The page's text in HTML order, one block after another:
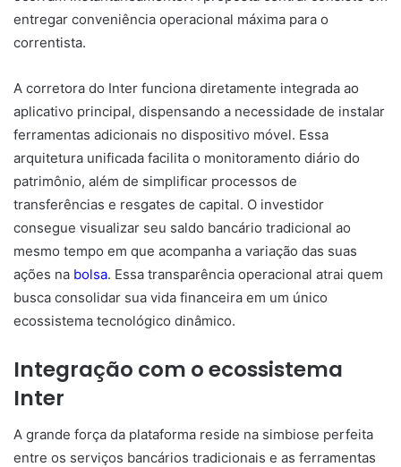
entregar conveniência operacional máxima para o
correntista.
A corretora do Inter funciona diretamente integrada ao
aplicativo principal, dispensando a necessidade de instalar
ferramentas adicionais no dispositivo móvel. Essa
arquitetura unificada facilita o monitoramento diário do
patrimônio, além de simplificar processos de
transferências e resgates de capital. O investidor
consegue visualizar seu saldo bancário tradicional ao
mesmo tempo em que acompanha a variação das suas
ações na bolsa. Essa transparência operacional atrai quem
busca consolidar sua vida financeira em um único
ecossistema tecnológico dinâmico.
Integração com o ecossistema
Inter
A grande força da plataforma reside na simbiose perfeita
entre os serviços bancários tradicionais e as ferramentas